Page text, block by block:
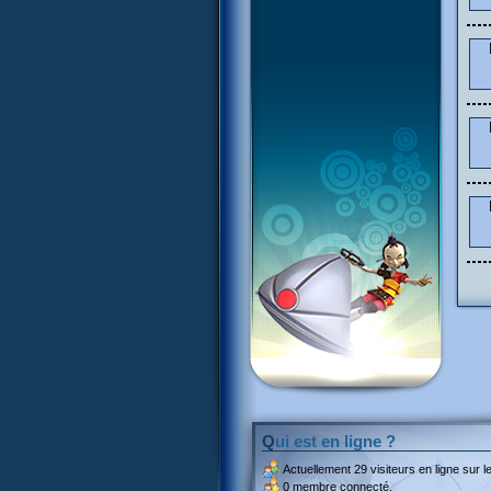
Qui est en ligne ?
Actuellement 29 visiteurs en ligne sur
0 membre connecté.